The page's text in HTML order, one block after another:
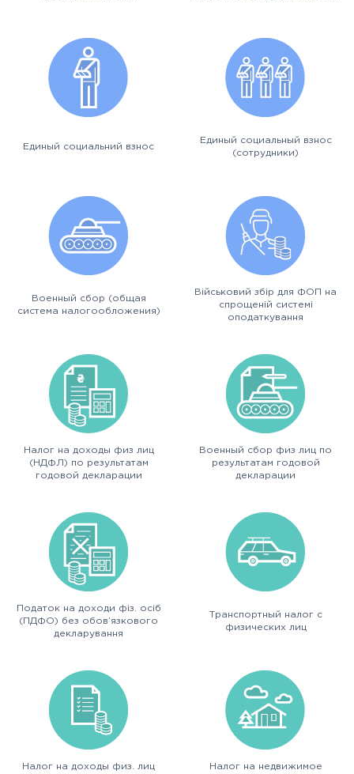
Единый социальний взнос
Единый социальный взнос
(сотрудники)
Военный сбор (общая
система налогообложения)
Військовий збір для ФОП на
спрощеній системі
оподаткування
Налог на доходы физ лиц
(НДФЛ) по результатам
годовой декларации
Военный сбор физ лиц по
результатам годовой
декларации
Податок на доходи фіз. осіб
(ПДФО) без обов’язкового
декларування
Транспортный налог с
физических лиц
Налог на доходы физ. лиц
Налог на недвижимое